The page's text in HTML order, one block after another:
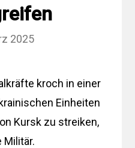
2025
kroch in einer
Einheiten
Kursk zu streiken,
Militär.